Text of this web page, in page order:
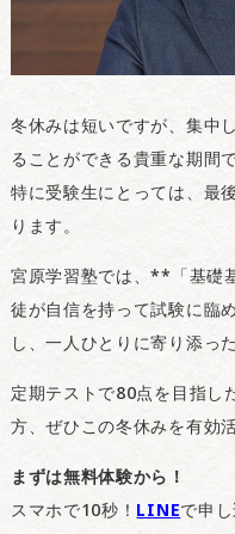
冬休みは短いですが、集中
ることができる貴重な期間で
特に受験生にとっては、最
ります。
宮原学習塾では、**「基礎
徒が自信を持って試験に臨
し、一人ひとりに寄り添っ
定期テストで80点を目指し
方、ぜひこの冬休みを有効
まずは無料体験から！
スマホで10秒！ LINEで申し